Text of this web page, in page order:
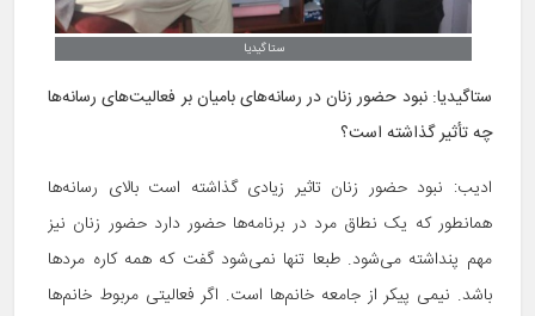
ستاگیدیا
ستاگیدیا:نبود حضور زنان در رسانه‌های بامیان بر فعالیت‌های رسانه‌ها
چه تأثیر گذاشته است؟
ادیب: نبود حضور زنان تاثیر زیادی گذاشته است بالای رسانه‌ها
همانطور که یک نطاق مرد در برنامه‌ها حضور دارد حضور زنان نیز
مهم پنداشته می‌شود. طبعا تنها نمی‌شود گفت که همه کاره مردها
باشد. نیمی پیکر از جامعه خانم‌ها است. اگر فعالیتی مربوط خانم‌ها